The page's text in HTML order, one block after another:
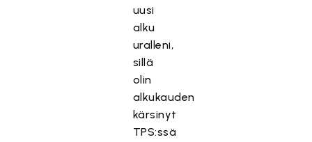
uusi
alku
uralleni,
sillä
olin
alkukauden
kärsinyt
TPS:ssä